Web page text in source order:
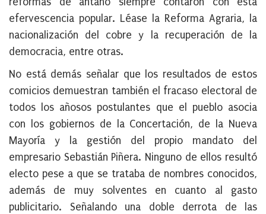
efervescencia popular. Léase la Reforma Agraria, la
nacionalización del cobre y la recuperación de la
democracia, entre otras.
No está demás señalar que los resultados de estos
comicios demuestran también el fracaso electoral de
todos los añosos postulantes que el pueblo asocia
con los gobiernos de la Concertación, de la Nueva
Mayoría y la gestión del propio mandato del
empresario Sebastián Piñera. Ninguno de ellos resultó
electo pese a que se trataba de nombres conocidos,
además de muy solventes en cuanto al gasto
publicitario. Señalando una doble derrota de las